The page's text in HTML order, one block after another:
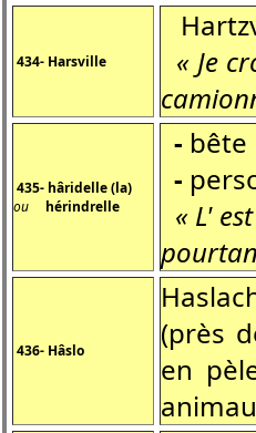
434- Harsville
« Je
435- hâridelle (la)
ou hérindrelle
- bête
-
« L'
436- Hâslo
(près
en